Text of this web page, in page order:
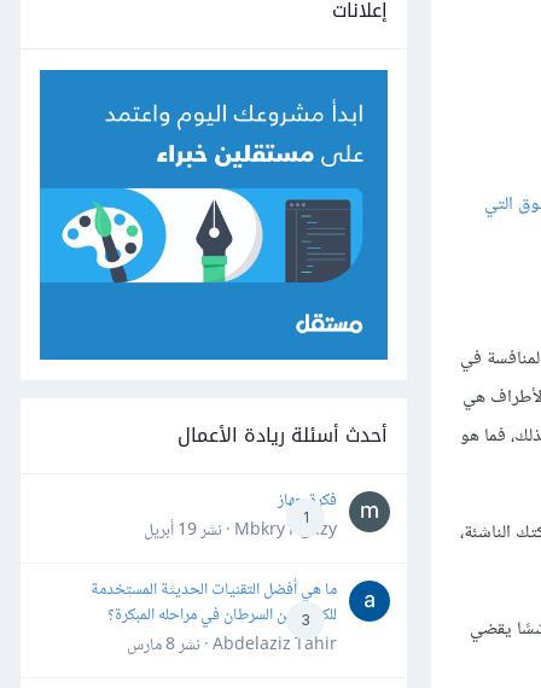
التي
في
هي
فما هو
الناشئة،
يقضي
إعلانات
أحدث أسئلة ريادة الأعمال
1
فكرة جهاز
Mbkry Hgazy · نشر
19 أبريل
3
ما هي أفضل التقنيات الحديثة المستخدمة
للكشف عن السرطان في مراحله المبكرة؟
Abdelaziz Tahir · نشر
8 مارس